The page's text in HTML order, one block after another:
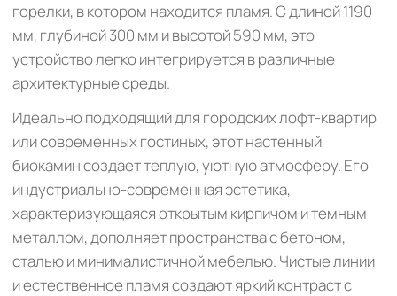
горелки, в котором находится пламя. С длиной 1190
мм, глубиной 300 мм и высотой 590 мм, это
устройство легко интегрируется в различные
архитектурные среды.
Идеально подходящий для городских лофт-квартир
или современных гостиных, этот настенный
биокамин создает теплую, уютную атмосферу. Его
индустриально-современная эстетика,
характеризующаяся открытым кирпичом и темным
металлом, дополняет пространства с бетоном,
сталью и минималистичной мебелью. Чистые линии
и естественное пламя создают яркий контраст с